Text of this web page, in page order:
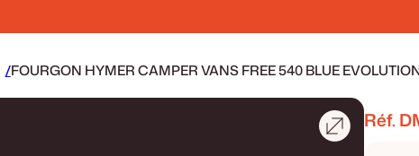
FOURGON HYMER CAMPER VANS FREE 540 BLUE
Réf.